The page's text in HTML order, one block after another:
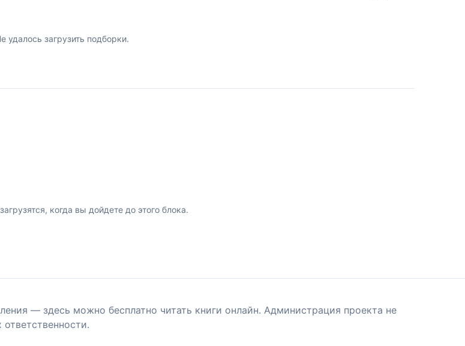
удалось загрузить подборки.
когда вы дойдете до этого блока.
— здесь можно бесплатно читать книги онлайн. Администрация проекта не